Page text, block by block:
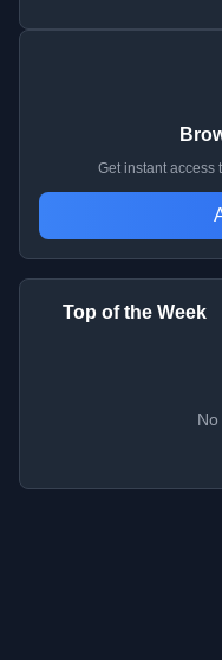
Get instant access
Top of the Week